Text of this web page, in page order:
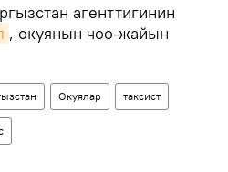
агенттигинин
, окуянын чоо-жайын
Окуялар таксист